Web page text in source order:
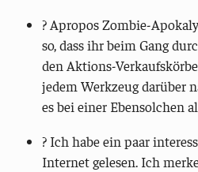
? Apropos Zombie-
so, dass ihr beim Gang
den Aktions-
jedem Werkzeug darüber
es bei einer Ebensolchen
?️ Ich habe ein paar
Internet gelesen. Ich